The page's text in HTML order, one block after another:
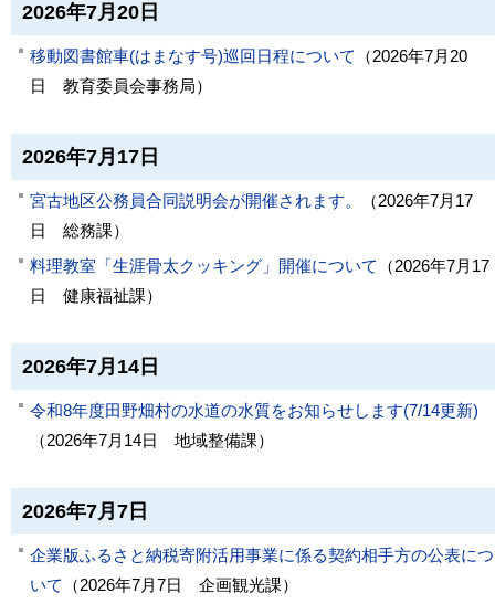
2026年7月20日
移動図書館車(はまなす号)巡回日程について （2026年7月20
日
教育委員会事務局）
2026年7月17日
宮古地区公務員合同説明会が開催されます。 （2026年7月17
日
総務課）
料理教室「生涯骨太クッキング」開催について
（2026年7月17
日
健康福祉課）
2026年7月14日
令和8年度田野畑村の水道の水質をお知らせします(7/14更新)
（2026年7月14日 地域整備課）
2026年7月7日
企業版ふるさと納税寄附活用事業に係る契約相手方の公表につ
いて
（2026年7月7日 企画観光課）